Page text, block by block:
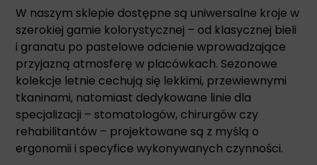
W naszym sklepie dostępne są uniwersalne kroje w
szerokiej gamie kolorystycznej – od klasycznej bieli
i granatu po pastelowe odcienie wprowadzające
przyjazną atmosferę w placówkach. Sezonowe
kolekcje letnie cechują się lekkimi, przewiewnymi
tkaninami, natomiast dedykowane linie dla
specjalizacji – stomatologów, chirurgów czy
rehabilitantów – projektowane są z myślą o
ergonomii i specyfice wykonywanych czynności.